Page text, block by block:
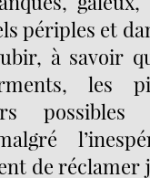
périples et
à savoir
les
possibles
de réclamer